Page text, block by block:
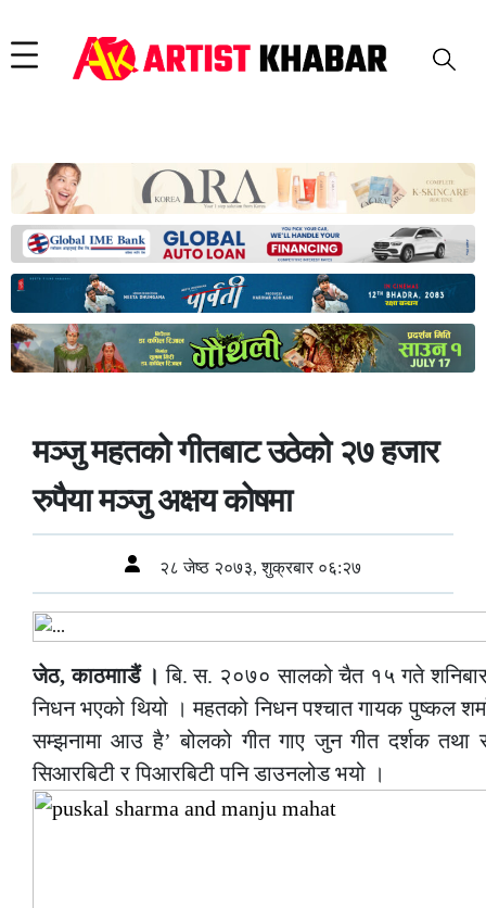
मञ्जु महतको गीतबाट उठेको २७ हजार
रुपैया मञ्जु अक्षय कोषमा
२८ जेष्ठ २०७३, शुक्रबार ०६:२७
जेठ, काठमााडैं । बि. स. २०७० सालको चैत १५ गते शनिबार
निधन भएको थियो । महतको निधन पश्चात गायक पुष्कल
सम्झनामा आउ है’ बोलको गीत गाए जुन गीत दर्शक तथा
सिआरबिटी र पिआरबिटी पनि डाउनलोड भयो ।